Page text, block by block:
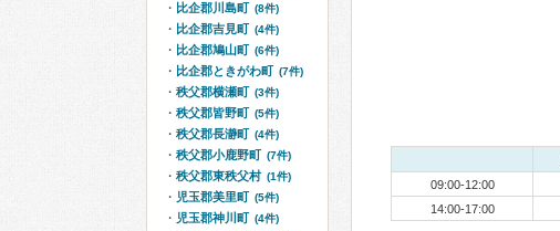
09:00-12:00
14:00-17:00
比企郡川島町 (8件)
比企郡吉見町 (4件)
比企郡鳩山町 (6件)
比企郡ときがわ町 (7件)
秩父郡横瀬町 (3件)
秩父郡皆野町 (5件)
秩父郡長瀞町 (4件)
秩父郡小鹿野町 (7件)
秩父郡東秩父村 (1件)
児玉郡美里町 (5件)
児玉郡神川町 (4件)